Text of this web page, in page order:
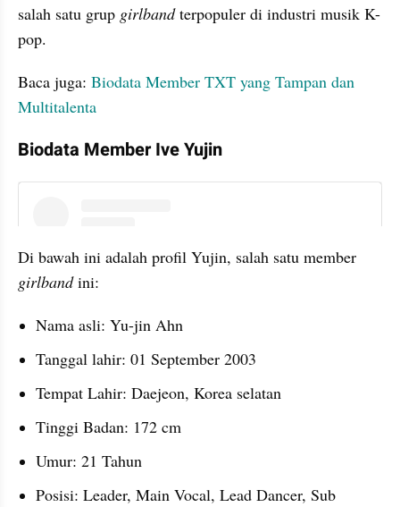
salah satu grup girlband terpopuler di industri musik K-
pop.
Baca juga: Biodata Member TXT yang Tampan dan
Multitalenta
Biodata Member Ive Yujin
girlband ini:
Nama asli: Yu-jin Ahn
Tanggal lahir: 01 September 2003
Tempat Lahir: Daejeon, Korea selatan
Tinggi Badan: 172 cm
Umur: 21 Tahun
Posisi: Leader, Main Vocal, Lead Dancer, Sub